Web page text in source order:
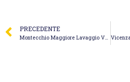
PRECEDENTE
Montecchio Maggiore Lavaggio Vasche – Canal e Corato